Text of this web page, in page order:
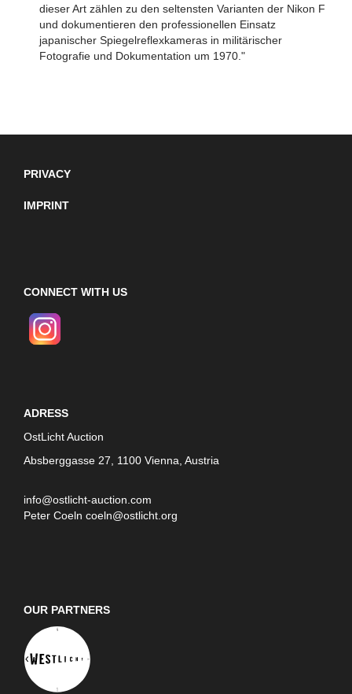
dieser Art zählen zu den seltensten Varianten der Nikon F
und dokumentieren den professionellen Einsatz
japanischer Spiegelreflexkameras in militärischer
Fotografie und Dokumentation um 1970."
PRIVACY
IMPRINT
CONNECT WITH US
ADRESS
OstLicht Auction
Absberggasse 27, 1100 Vienna, Austria
info@ostlicht-auction.com
Peter Coeln coeln@ostlicht.org
OUR PARTNERS